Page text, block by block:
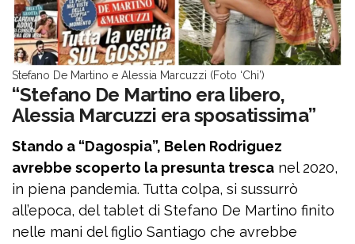
Stefano De Martino e Alessia Marcuzzi (Foto ‘Chi’)
“Stefano De Martino era libero,
Alessia Marcuzzi era sposatissima”
Stando a “Dagospia”, Belen Rodriguez
avrebbe scoperto la presunta tresca nel 2020,
in piena pandemia. Tutta colpa, si sussurrò
all’epoca, del tablet di Stefano De Martino finito
nelle mani del figlio Santiago che avrebbe